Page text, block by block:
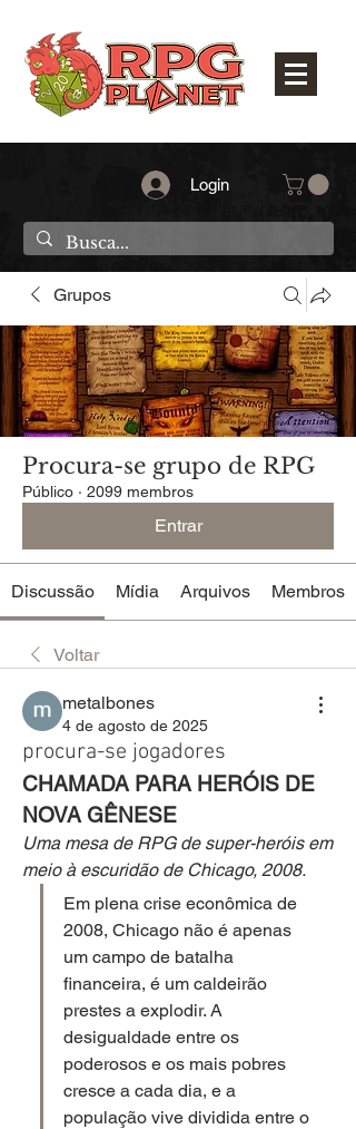
Login
Grupos
Procura-se grupo de RPG
Público · 2099 membros
Entrar
Discussão Mídia Arquivos Membros
Voltar
metalbones
4 de agosto de 2025
procura-se jogadores
CHAMADA PARA HERÓIS DE
NOVA GÊNESE
Uma mesa de RPG de super-heróis em
meio à escuridão de Chicago, 2008.
Em plena crise econômica de
2008, Chicago não é apenas
um campo de batalha
financeira, é um caldeirão
prestes a explodir. A
desigualdade entre os
poderosos e os mais pobres
cresce a cada dia, e a
população vive dividida entre o